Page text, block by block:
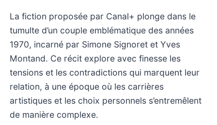
La fiction proposée par Canal+ plonge dans le
tumulte d’un couple emblématique des années
1970, incarné par Simone Signoret et Yves
Montand. Ce récit explore avec finesse les
tensions et les contradictions qui marquent leur
relation, à une époque où les carrières
artistiques et les choix personnels s’entremêlent
de manière complexe.